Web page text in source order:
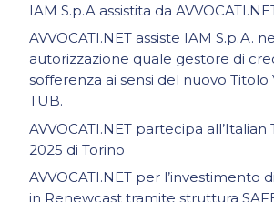
IAM S.p.A assistita da
AVVOCATI.NET assiste IAM S.p.A.
autorizzazione quale gestore di
sofferenza ai sensi del nuovo Titolo
TUB.
AVVOCATI.NET partecipa
2025 di Torino
AVVOCATI.NET per l’investimento
in Renewcast tramite struttura